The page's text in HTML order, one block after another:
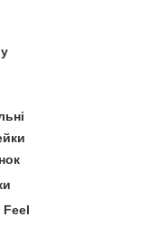
Feel